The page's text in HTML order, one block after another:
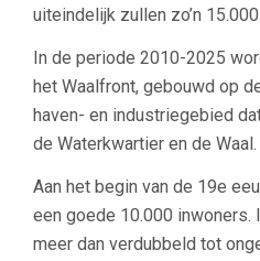
uiteindelijk zullen zo’n
In de periode 2010-2025
het Waalfront, gebouwd op
haven- en industriegebied
de Waterkwartier en de Waal.
Aan het begin van de 19e
een goede 10.000 inwoners.
meer dan verdubbeld tot